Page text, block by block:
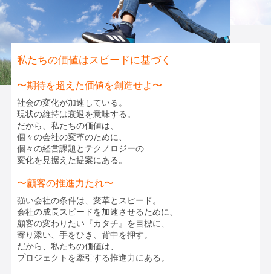
私たちの価値はスピードに基づく
〜期待を超えた価値を創造せよ〜
社会の変化が加速している。
現状の維持は衰退を意味する。
だから、私たちの価値は、
個々の会社の変革のために、
個々の経営課題とテクノロジーの
変化を見据えた提案にある。
〜顧客の推進力たれ〜
強い会社の条件は、変革とスピード。
会社の成長スピードを加速させるために、
顧客の変わりたい『カタチ』を目標に、
寄り添い、手をひき、背中を押す。
だから、私たちの価値は、
プロジェクトを牽引する推進力にある。